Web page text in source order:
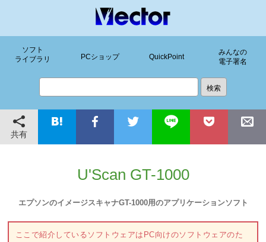
ソフト
ライブラリ
PCショップ QuickPoint
みんなの
電子署名
共有
U'Scan GT-1000
エプソンのイメージスキャナGT-1000用のアプリケーションソフト
ここで紹介しているソフトウェアはPC向けのソフトウェアのた